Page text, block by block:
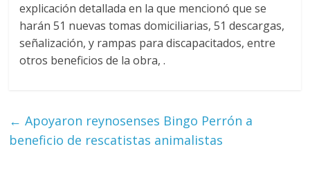
explicación detallada en la que mencionó que se
harán 51 nuevas tomas domiciliarias, 51 descargas,
señalización, y rampas para discapacitados, entre
otros beneficios de la obra, .
← Apoyaron reynosenses Bingo Perrón a
beneficio de rescatistas animalistas